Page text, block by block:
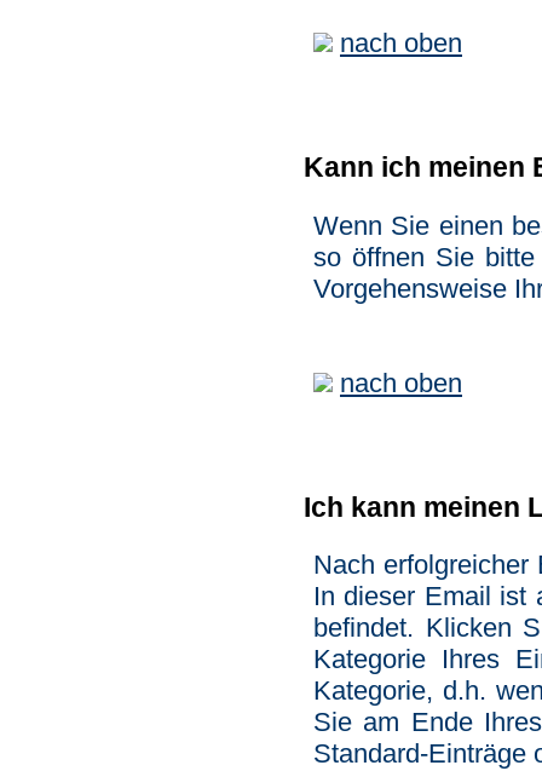
nach oben
Kann ich meinen
Wenn Sie einen
so öffnen Sie
Vorgehensweise
nach oben
Ich kann meinen
Nach
In dieser Email ist
befindet. Klicken
Kategorie Ihres
Kategorie, d.h.
Sie am Ende
Standard-Einträge